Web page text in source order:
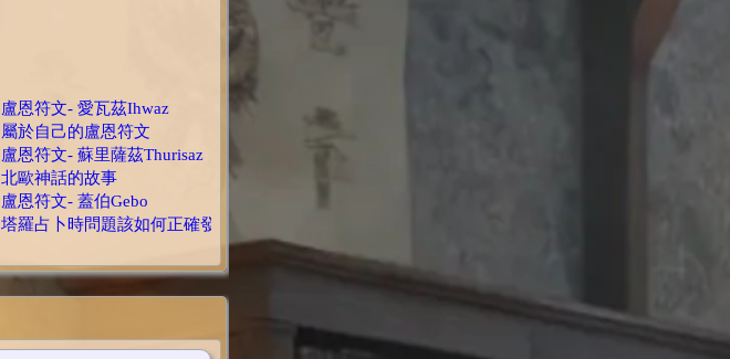
盧恩符文- 愛瓦茲Ihwaz
屬於自己的盧恩符文
盧恩符文- 蘇里薩茲Thurisaz
北歐神話的故事
盧恩符文- 蓋伯Gebo
塔羅占卜時問題該如何正確發問?